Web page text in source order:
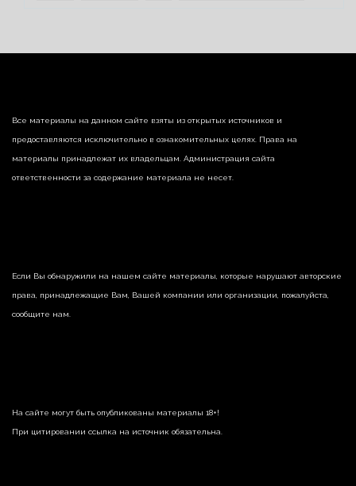
Все материалы на данном сайте взяты из открытых источников и
предоставляются исключительно в ознакомительных целях. Права на
материалы принадлежат их владельцам. Администрация сайта
ответственности за содержание материала не несет.
Если Вы обнаружили на нашем сайте материалы, которые нарушают авторские
права, принадлежащие Вам, Вашей компании или организации, пожалуйста,
сообщите нам.
На сайте могут быть опубликованы материалы 18+!
При цитировании ссылка на источник обязательна.